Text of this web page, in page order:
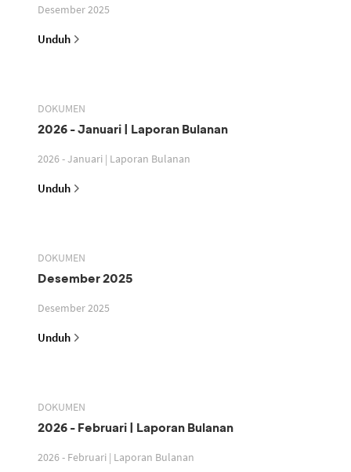
Desember 2025
Unduh
DOKUMEN
2026 - Januari | Laporan Bulanan
2026 - Januari | Laporan Bulanan
Unduh
DOKUMEN
Desember 2025
Desember 2025
Unduh
DOKUMEN
2026 - Februari | Laporan Bulanan
2026 - Februari | Laporan Bulanan